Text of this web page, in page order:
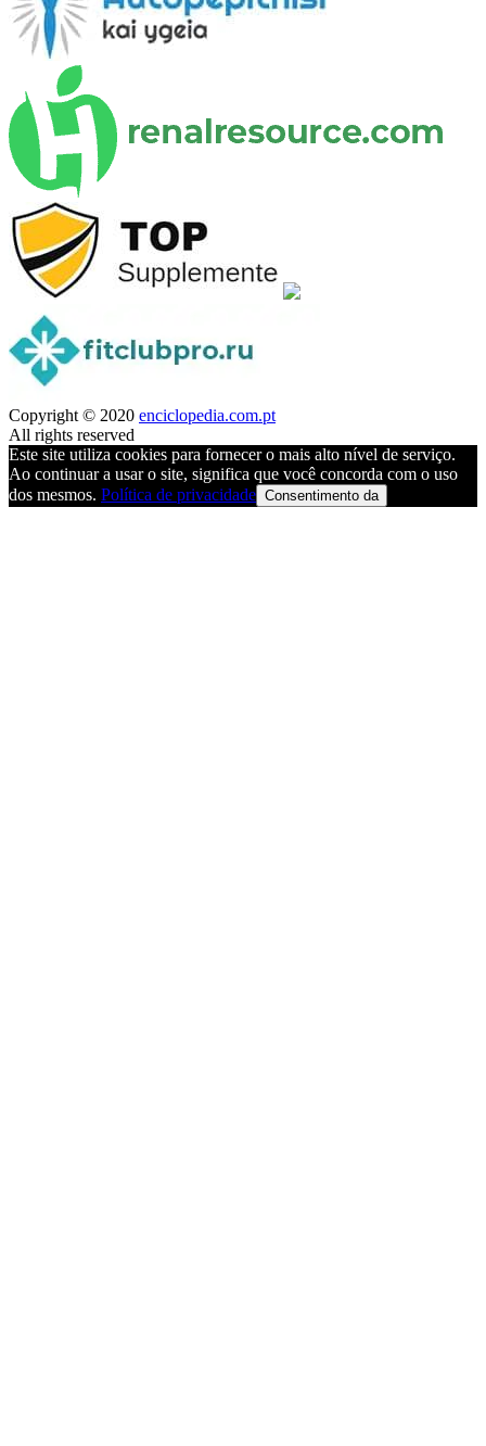
Copyright © 2020 enciclopedia.com.pt
All rights reserved
Este site utiliza cookies para fornecer o mais alto nível de serviço.
Ao continuar a usar o site, significa que você concorda com o uso
dos mesmos. Política de privacidade Consentimento da